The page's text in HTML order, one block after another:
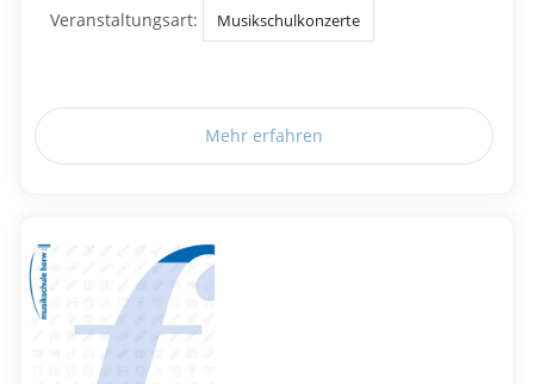
Veranstaltungsart: Musikschulkonzerte
Mehr erfahren